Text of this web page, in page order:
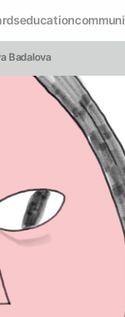
education
Badalova